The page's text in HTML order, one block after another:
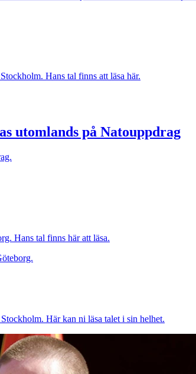
Hans tal finns att läsa här.
utomlands på Natouppdrag
Hans tal finns här att läsa.
Här kan ni läsa talet i sin helhet.